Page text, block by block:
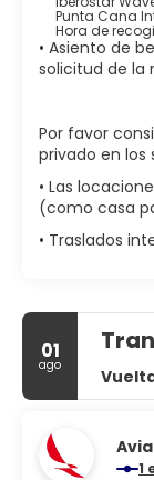
gratuitos y
Come algo en
este
con salón.
Tendrás
atención
para eventos
conferencias y
Punta Cana
Hora de
• Asiento de
solicitud de la
Por favor
privado en los
• Las
(como casa
• Traslados
01
ago